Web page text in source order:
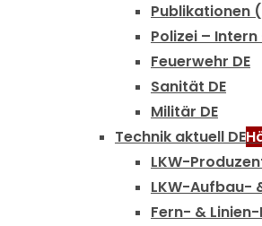
Publikationen
Polizei – Intern
Feuerwehr DE
Sanität DE
Militär DE
Technik aktuell DE
LKW-
LKW-Aufbau-
Fern- &